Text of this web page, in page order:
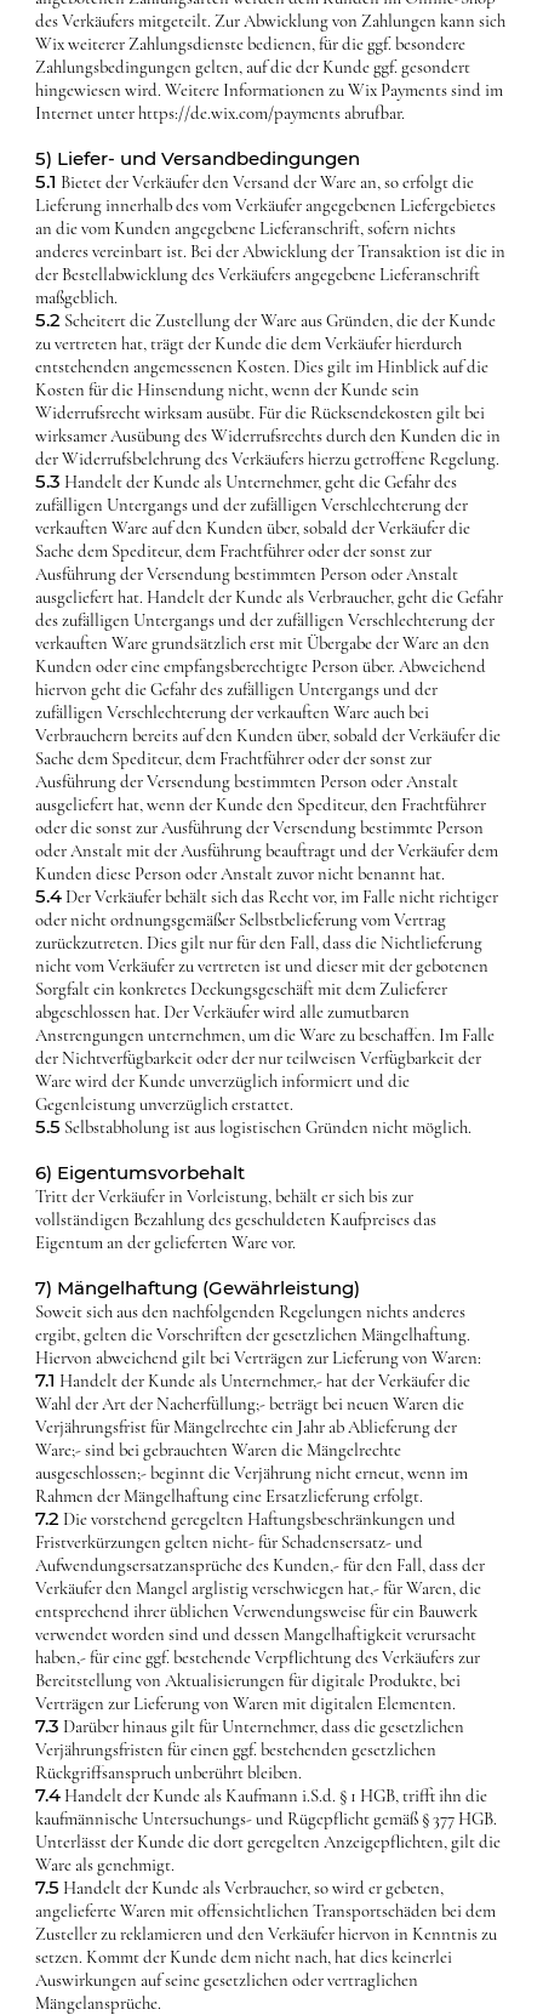
des Verkäufers mitgeteilt. Zur Abwicklung von Zahlungen kann sich
Wix weiterer Zahlungsdienste bedienen, für die ggf. besondere
Zahlungsbedingungen gelten, auf die der Kunde ggf. gesondert
hingewiesen wird. Weitere Informationen zu Wix Payments sind im
Internet unterhttps://de.wix.com/paymentsabrufbar.
5) Liefer- und Versandbedingungen
5.1 Bietet der Verkäufer den Versand der Ware an, so erfolgt die
Lieferung innerhalb des vom Verkäufer angegebenen Liefergebietes
an die vom Kunden angegebene Lieferanschrift, sofern nichts
anderes vereinbart ist. Bei der Abwicklung der Transaktion ist die in
der Bestellabwicklung des Verkäufers angegebene Lieferanschrift
maßgeblich.
5.2Scheitert die Zustellung der Ware aus Gründen, die der Kunde
zu vertreten hat, trägt der Kunde die dem Verkäufer hierdurch
entstehenden angemessenen Kosten. Dies gilt im Hinblick auf die
Kosten für die Hinsendung nicht, wenn der Kunde sein
Widerrufsrecht wirksam ausübt. Für die Rücksendekosten gilt bei
wirksamer Ausübung des Widerrufsrechts durch den Kunden die in
der Widerrufsbelehrung des Verkäufers hierzu getroffene Regelung.
5.3 Handelt der Kunde als Unternehmer, geht die Gefahr des
zufälligen Untergangs und der zufälligen Verschlechterung der
verkauften Ware auf den Kunden über, sobald der Verkäufer die
Sache dem Spediteur, dem Frachtführer oder der sonst zur
Ausführung der Versendung bestimmten Person oder Anstalt
ausgeliefert hat. Handelt der Kunde als Verbraucher, geht die Gefahr
des zufälligen Untergangs und der zufälligen Verschlechterung der
verkauften Ware grundsätzlich erst mit Übergabe der Ware an den
Kunden oder eine empfangsberechtigte Person über. Abweichend
hiervon geht die Gefahr des zufälligen Untergangs und der
zufälligen Verschlechterung der verkauften Ware auch bei
Verbrauchern bereits auf den Kunden über, sobald der Verkäufer die
Sache dem Spediteur, dem Frachtführer oder der sonst zur
Ausführung der Versendung bestimmten Person oder Anstalt
ausgeliefert hat, wenn der Kunde den Spediteur, den Frachtführer
oder die sonst zur Ausführung der Versendung bestimmte Person
oder Anstalt mit der Ausführung beauftragt und der Verkäufer dem
Kunden diese Person oder Anstalt zuvor nicht benannt hat.
5.4Der Verkäufer behält sich das Recht vor, im Falle nicht richtiger
oder nicht ordnungsgemäßer Selbstbelieferung vom Vertrag
zurückzutreten. Dies gilt nur für den Fall, dass die Nichtlieferung
nicht vom Verkäufer zu vertreten ist und dieser mit der gebotenen
Sorgfalt ein konkretes Deckungsgeschäft mit dem Zulieferer
abgeschlossen hat. Der Verkäufer wird alle zumutbaren
Anstrengungen unternehmen, um die Ware zu beschaffen. Im Falle
der Nichtverfügbarkeit oder der nur teilweisen Verfügbarkeit der
Ware wird der Kunde unverzüglich informiert und die
Gegenleistung unverzüglich erstattet.
5.5 Selbstabholung ist aus logistischen Gründen nicht möglich.
6) Eigentumsvorbehalt
Tritt der Verkäufer in Vorleistung, behält er sich bis zur
vollständigen Bezahlung des geschuldeten Kaufpreises das
Eigentum an der gelieferten Ware vor.
7) Mängelhaftung (Gewährleistung)
Soweit sich aus den nachfolgenden Regelungen nichts anderes
ergibt, gelten die Vorschriften der gesetzlichen Mängelhaftung.
Hiervon abweichend gilt bei Verträgen zur Lieferung von Waren:
7.1 Handelt der Kunde als Unternehmer,- hat der Verkäufer die
Wahl der Art der Nacherfüllung;- beträgt bei neuen Waren die
Verjährungsfrist für Mängelrechte ein Jahr ab Ablieferung der
Ware;- sind bei gebrauchten Waren die Mängelrechte
ausgeschlossen;- beginnt die Verjährung nicht erneut, wenn im
Rahmen der Mängelhaftung eine Ersatzlieferung erfolgt.
7.2Die vorstehend geregelten Haftungsbeschränkungen und
Fristverkürzungen gelten nicht- für Schadensersatz- und
Aufwendungsersatzansprüche des Kunden,- für den Fall, dass der
Verkäufer den Mangel arglistig verschwiegen hat,- für Waren, die
entsprechend ihrer üblichen Verwendungsweise für ein Bauwerk
verwendet worden sind und dessen Mangelhaftigkeit verursacht
haben,- für eine ggf. bestehende Verpflichtung des Verkäufers zur
Bereitstellung von Aktualisierungen für digitale Produkte, bei
Verträgen zur Lieferung von Waren mit digitalen Elementen.
7.3 Darüber hinaus gilt für Unternehmer, dass die gesetzlichen
Verjährungsfristen für einen ggf. bestehenden gesetzlichen
Rückgriffsanspruch unberührt bleiben.
7.4Handelt der Kunde als Kaufmann i.S.d. § 1 HGB, trifft ihn die
kaufmännische Untersuchungs- und Rügepflicht gemäß § 377 HGB.
Unterlässt der Kunde die dort geregelten Anzeigepflichten, gilt die
Ware als genehmigt.
7.5 Handelt der Kunde als Verbraucher, so wird er gebeten,
angelieferte Waren mit offensichtlichen Transportschäden bei dem
Zusteller zu reklamieren und den Verkäufer hiervon in Kenntnis zu
setzen. Kommt der Kunde dem nicht nach, hat dies keinerlei
Auswirkungen auf seine gesetzlichen oder vertraglichen
Mängelansprüche.